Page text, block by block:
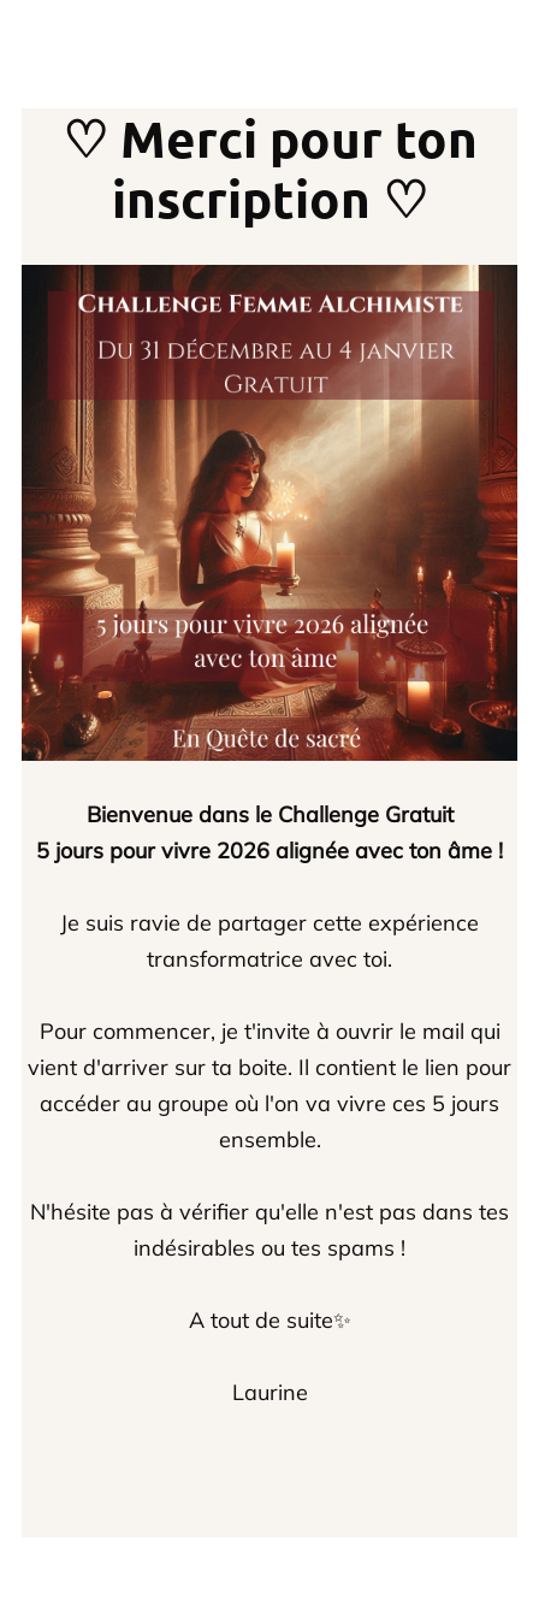
♡ Merci pour ton
inscription ♡
Bienvenue dans le Challenge Gratuit
5 jours pour vivre 2026 alignée avec ton âme !
Je suis ravie de partager cette expérience
transformatrice avec toi.
Pour commencer, je t'invite à ouvrir le mail qui
vient d'arriver sur ta boite. Il contient le lien pour
accéder au groupe où l'on va vivre ces 5 jours
ensemble.
N'hésite pas à vérifier qu'elle n'est pas dans tes
indésirables ou tes spams !
A tout de suite✨
Laurine